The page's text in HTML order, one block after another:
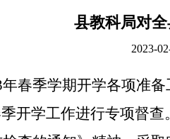
县教科局对
2023-
春季学期开学各项准
开学工作进行专项督